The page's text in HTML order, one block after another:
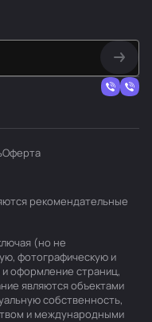
Оферта
рекомендательные
(но не
фотографическую и
оформление страниц,
являются объектами
собственность,
и международными